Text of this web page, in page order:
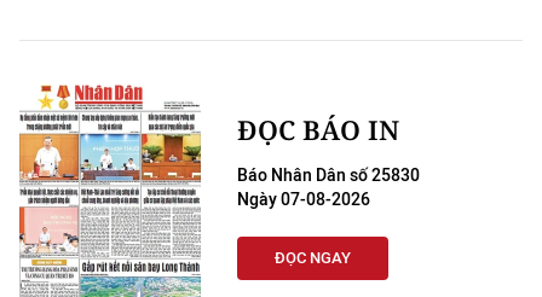
ĐỌC BÁO IN
Báo Nhân Dân số 25830
Ngày 07-08-2026
ĐỌC NGAY